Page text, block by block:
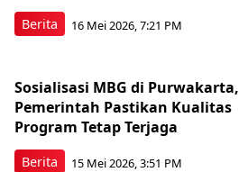
Berita 16 Mei 2026, 7:21 PM
Berita
Sosialisasi MBG di Purwakarta,
Pemerintah Pastikan Kualitas
Program Tetap Terjaga
15 Mei 2026, 3:51 PM